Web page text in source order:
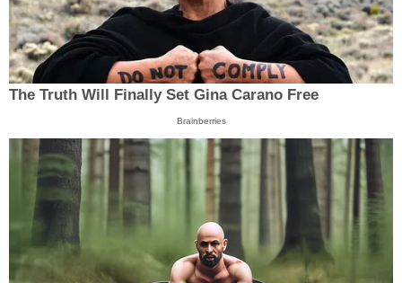
The Truth Will Finally Set Gina Carano Free
Brainberries